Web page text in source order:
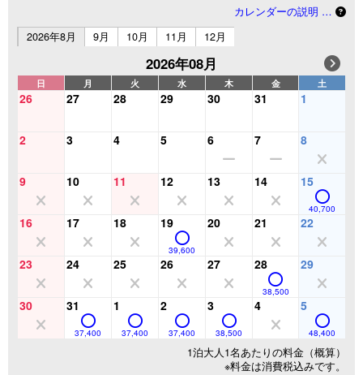
カレンダーの説明 …
2026年8月
9月 10月 11月 12月
2026年08月
日 月 火 水 木 金 土
26 27 28 29 30 31 1
2 3 4 5 6 7 8
9 10 11 12 13 14 15
40,700
16 17 18 19
39,600
20 21 22
23 24 25 26 27 28
38,500
29
30 31
37,400
1
37,400
2
37,400
3
38,500
4 5
48,400
1泊大人1名あたりの料金（概算）
※料金は消費税込みです。